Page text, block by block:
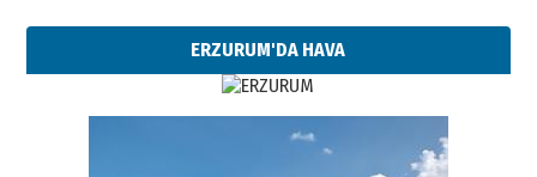
ERZURUM'DA HAVA